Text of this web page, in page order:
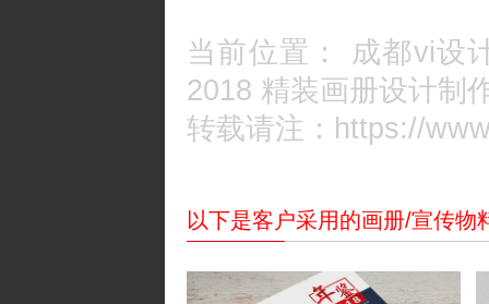
当前位置： 成都vi设
2018 精装画册设计制
转载请注：https://
以下是客户采用的画册/宣传物